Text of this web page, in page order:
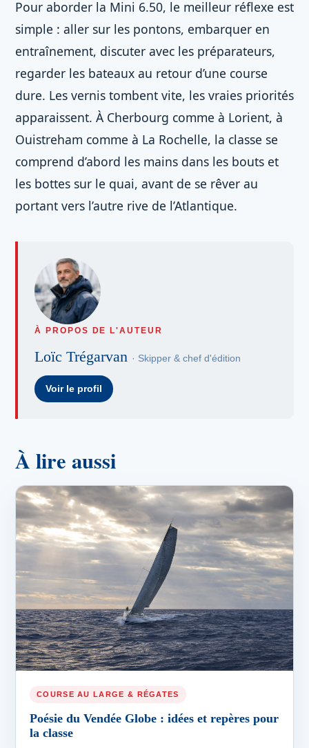
Pour aborder la Mini 6.50, le meilleur réflexe est
simple : aller sur les pontons, embarquer en
entraînement, discuter avec les préparateurs,
regarder les bateaux au retour d’une course
dure. Les vernis tombent vite, les vraies priorités
apparaissent. À Cherbourg comme à Lorient, à
Ouistreham comme à La Rochelle, la classe se
comprend d’abord les mains dans les bouts et
les bottes sur le quai, avant de se rêver au
portant vers l’autre rive de l’Atlantique.
À PROPOS DE L'AUTEUR
Loïc Trégarvan · Skipper & chef d'édition
Voir le profil
À lire aussi
COURSE AU LARGE & RÉGATES
Poésie du Vendée Globe : idées et repères pour
la classe